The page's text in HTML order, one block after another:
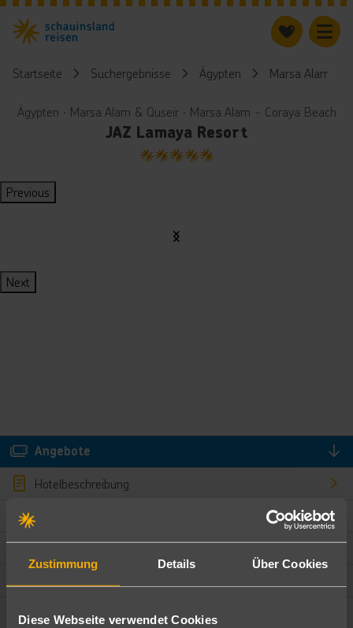
Zustimmung Details Über Cookies
Diese Webseite verwendet Cookies
Startseite Suchergebnisse Ägypten Marsa Alam &
Ägypten ∙ Marsa Alam & Quseir ∙ Marsa Alam - Coraya Beach
JAZ Lamaya Resort
5
Previous
Next
Angebote
Hotelbeschreibung
Bewertungen